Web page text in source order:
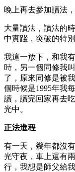
晚上再去參加讀法
大量讀法，讀法的
中實踐，突破的特別
我這一放下，和我
時，另一個同修我
了，原來同修是被
個時候是1995年我
讀，讀完回家再去
光中。
正法進程
有一天，幾年都沒
光守夜，車上還有
行，我想是師父給